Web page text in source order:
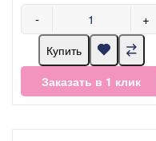
- +
Купить
Заказать в 1 клик